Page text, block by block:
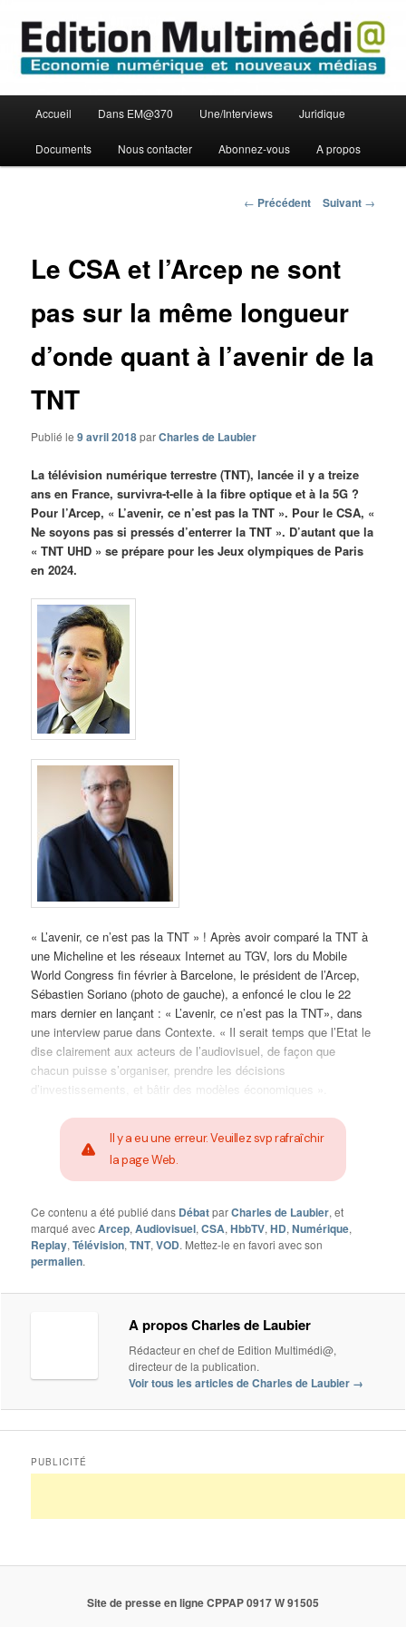
contenu
principalEdition Multimédi@
principal
Accueil Dans EM@370 Une/Interviews Juridique
Documents Nous contacter Abonnez-vous A propos
Navigation
← Précédent Suivant →
Le CSA et l’Arcep ne sont
pas sur la même longueur
d’onde quant à l’avenir de la
TNT
Publié le9 avril 2018parCharles de Laubier
La télévision numérique terrestre (TNT), lancée il y a treize
ans en France, survivra-t-elle à la fibre optique et à la 5G ?
Pour l’Arcep, « L’avenir, ce n’est pas la TNT ». Pour le CSA, «
Ne soyons pas si pressés d’enterrer la TNT ». D’autant que la
« TNT UHD » se prépare pour les Jeux olympiques de Paris
en 2024.
« L’avenir, ce n’est pas la TNT » ! Après avoir comparé la TNT à
une Micheline et les réseaux Internet au TGV, lors du Mobile
World Congress fin février à Barcelone, le président de l’Arcep,
Sébastien Soriano (photo de gauche), a enfoncé le clou le 22
mars dernier en lançant : « L’avenir, ce n’est pas la TNT», dans
une interview parue dans Contexte. « Il serait temps que l’Etat le
dise clairement aux acteurs de l’audiovisuel, de façon que
chacun puisse s’organiser, prendre les décisions
d’investissements, et bâtir des modèles économiques ».
Il y a eu une erreur. Veuillez svp rafraîchir
la page Web.
Ce contenu a été publié dans DébatparCharles de Laubier, et
marqué avecArcep,Audiovisuel,CSA,HbbTV,HD,Numérique,
Replay,Télévision,TNT,VOD. Mettez-le en favori avec son
permalien.
A propos Charles de Laubier
Rédacteur en chef de Edition Multimédi@,
directeur de la publication.
Voir tous les articles de Charles de Laubier →
PUBLICITÉ
Site de presse en ligne CPPAP 0917 W 91505